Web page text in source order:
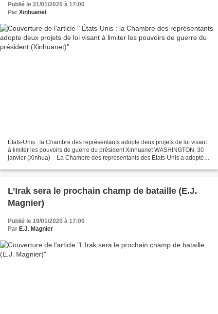
Publié le 31/01/2020 à 17:00
Par Xinhuanet
États-Unis : la Chambre des représentants adopte deux projets de loi visant
à limiter les pouvoirs de guerre du président Xinhuanet WASHINGTON, 30
janvier (Xinhua) -- La Chambre des représentants des Etats-Unis a adopté
L’Irak sera le prochain champ de bataille (E.J.
Magnier)
Publié le 19/01/2020 à 17:00
Par E.J. Magnier